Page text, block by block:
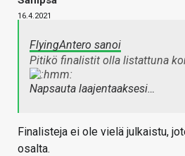
16.4.2021
FlyingAntero sanoi
Pitikö finalistit olla listattuna
Napsauta laajentaaksesi…
Finalisteja ei ole vielä julkaistu,
osalta.